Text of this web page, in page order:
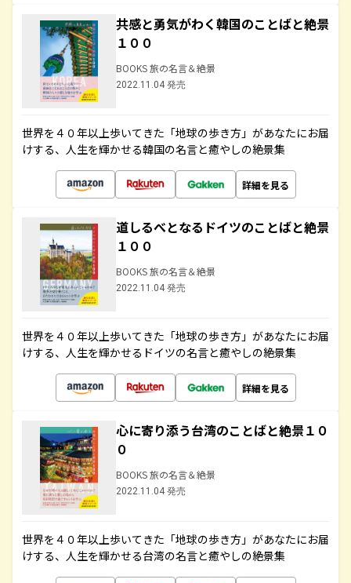
共感と勇気がわく韓国のことばと絶景
１００
BOOKS 旅の名言＆絶景
2022.11.04 発売
世界を４０年以上歩いてきた「地球の歩き方」があなたにお届
けする、人生を輝かせる韓国の名言と癒やしの絶景集
詳細を見る
道しるべとなるドイツのことばと絶景
１００
BOOKS 旅の名言＆絶景
2022.11.04 発売
世界を４０年以上歩いてきた「地球の歩き方」があなたにお届
けする、人生を輝かせるドイツの名言と癒やしの絶景集
詳細を見る
心に寄り添う台湾のことばと絶景１０
０
BOOKS 旅の名言＆絶景
2022.11.04 発売
世界を４０年以上歩いてきた「地球の歩き方」があなたにお届
けする、人生を輝かせる台湾の名言と癒やしの絶景集